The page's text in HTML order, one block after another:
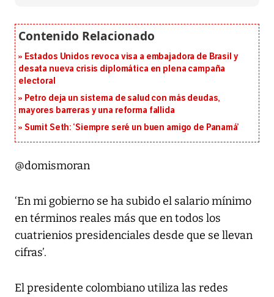
Estados Unidos revoca visa a embajadora de Brasil y
desata nueva crisis diplomática en plena campaña
electoral
Petro deja un sistema de salud con más deudas,
mayores barreras y una reforma fallida
Sumit Seth: ‘Siempre seré un buen amigo de Panamá’
@domismoran
‘En mi gobierno se ha subido el salario mínimo
en términos reales más que en todos los
cuatrienios presidenciales desde que se llevan
cifras’.
El presidente colombiano utiliza las redes